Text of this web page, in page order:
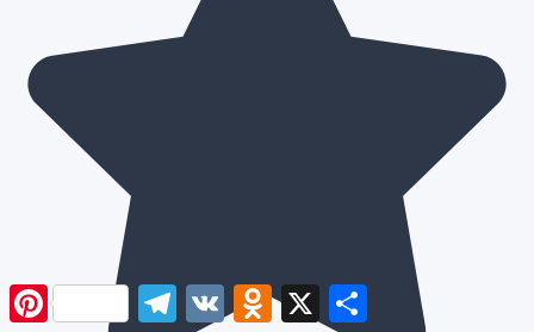
Pinterest Telegram
VK Odnoklassniki
X Отправить